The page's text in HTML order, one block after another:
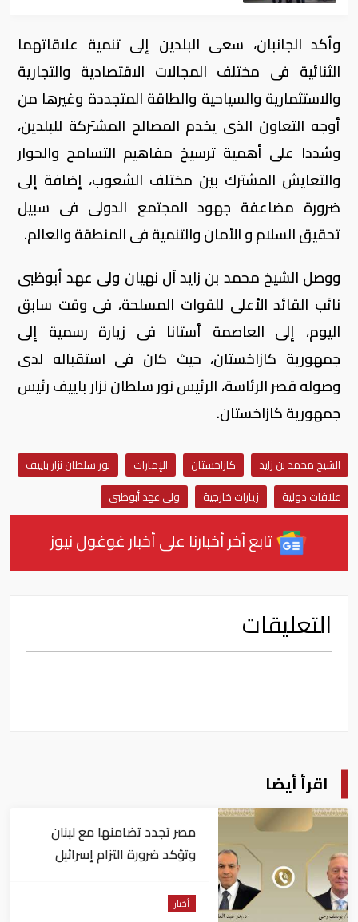
وأكد الجانبان، سعى البلدين إلى تنمية علاقاتهما
الثنائية فى مختلف المجالات الاقتصادية والتجارية
والاستثمارية والسياحية والطاقة المتجددة وغيرها من
أوجه التعاون الذى يخدم المصالح المشتركة للبلدين،
وشددا على أهمية ترسيخ مفاهيم التسامح والحوار
والتعايش المشترك بين مختلف الشعوب، إضافة إلى
ضرورة مضاعفة جهود المجتمع الدولى فى سبيل
تحقيق السلام و الأمان والتنمية فى المنطقة والعالم.
ووصل الشيخ محمد بن زايد آل نهيان ولى عهد أبوظبى
نائب القائد الأعلى للقوات المسلحة، فى وقت سابق
اليوم، إلى العاصمة أستانا فى زيارة رسمية إلى
جمهورية كازاخستان، حيث كان فى استقباله لدى
وصوله قصر الرئاسة، الرئيس نور سلطان نزار باييف رئيس
جمهورية كازاخستان.
الشيخ محمد بن زايد كازاخستان الإمارات
نور سلطان نزار باييف
علاقات دولية
زيارات خارجية ولى عهد أبوظبى
تابع آخر أخبارنا على أخبار غوغول نيوز
التعليقات
اقرأ أيضا
مصر تجدد تضامنها مع لبنان
وتؤكد ضرورة التزام إسرائيل
أخبار